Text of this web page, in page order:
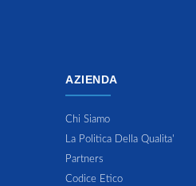
AZIENDA
Chi Siamo
La Politica Della Qualita'
Partners
Codice Etico